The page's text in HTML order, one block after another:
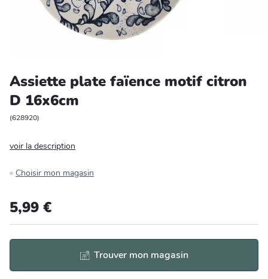
Salle de bain et beauté
Entretien et rangement
Animalerie
Assiette plate faïence motif citron
D 16x6cm
(628920)
voir la description
Choisir mon magasin
5,99 €
Trouver mon magasin